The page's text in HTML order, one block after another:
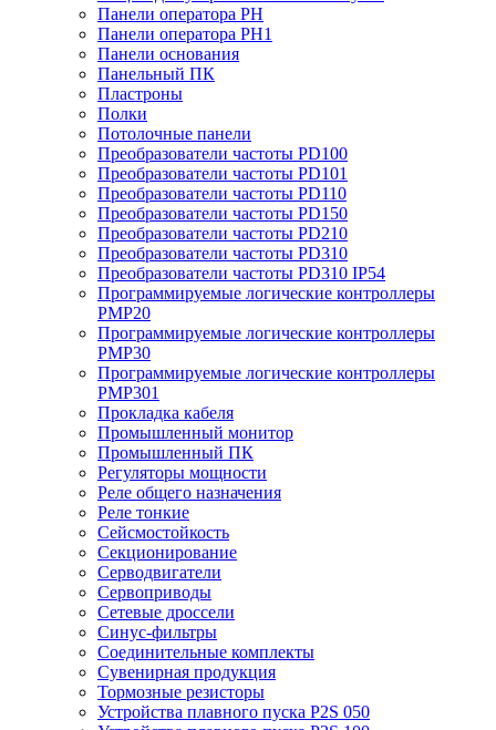
Панели оператора PH
Панели оператора PH1
Панели основания
Панельный ПК
Пластроны
Полки
Потолочные панели
Преобразователи частоты PD100
Преобразователи частоты PD101
Преобразователи частоты PD110
Преобразователи частоты PD150
Преобразователи частоты PD210
Преобразователи частоты PD310
Преобразователи частоты PD310 IP54
Программируемые логические контроллеры
PMP20
Программируемые логические контроллеры
PMP30
Программируемые логические контроллеры
PMP301
Прокладка кабеля
Промышленный монитор
Промышленный ПК
Регуляторы мощности
Реле общего назначения
Реле тонкие
Сейсмостойкость
Секционирование
Серводвигатели
Сервоприводы
Сетевые дроссели
Синус-фильтры
Соединительные комплекты
Сувенирная продукция
Тормозные резисторы
Устройства плавного пуска P2S 050